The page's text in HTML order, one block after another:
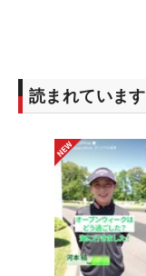
読まれています